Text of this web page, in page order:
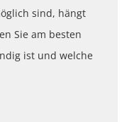
sind, hängt
Sie am besten
ist und welche